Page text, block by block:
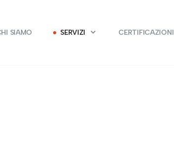
SIAMO SERVIZI CERTIFICAZIONI